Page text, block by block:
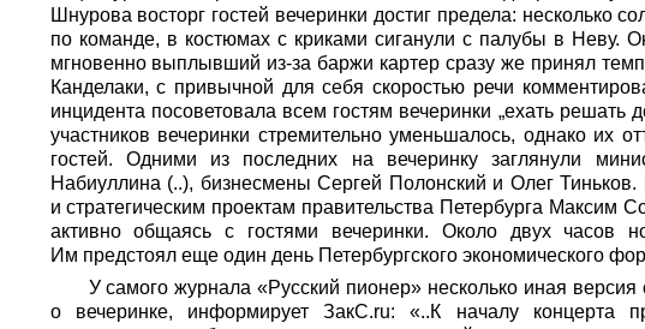
Шнурова восторг гостей вечеринки достиг предела: несколько
по команде, в костюмах с криками сиганули с палубы в Неву.
мгновенно выплывший из-за баржи картер сразу же принял
Канделаки, с привычной для себя скоростью речи
инцидента посоветовала всем гостям вечеринки „ехать решать
участников вечеринки стремительно уменьшалось, однако их
гостей. Одними из последних на вечеринку заглянули
Набиуллина (..), бизнесмены Сергей Полонский и Олег Тиньков.
и стратегическим проектам правительства Петербурга Максим
активно общаясь с гостями вечеринки. Около двух часов
Им предстоял еще один день Петербургского экономического
У самого журнала «Русский пионер» несколько иная версия
о вечеринке, информирует ЗакС.ru: «..К началу концерта